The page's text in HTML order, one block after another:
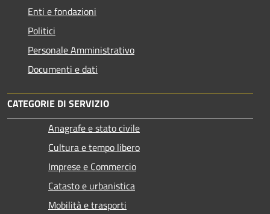
Enti e fondazioni
Politici
Personale Amministrativo
Documenti e dati
CATEGORIE DI SERVIZIO
Anagrafe e stato civile
Cultura e tempo libero
Imprese e Commercio
Catasto e urbanistica
Mobilità e trasporti